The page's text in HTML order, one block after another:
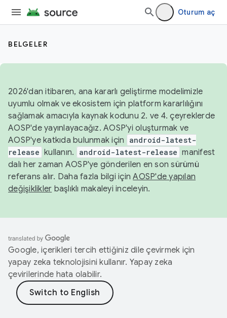
Oturum aç
BELGELER
2026'dan itibaren, ana kararlı geliştirme modelimizle
uyumlu olmak ve ekosistem için platform kararlılığını
sağlamak amacıyla kaynak kodunu 2. ve 4. çeyreklerde
AOSP'de yayınlayacağız. AOSP'yi oluşturmak ve
AOSP'ye katkıda bulunmak için
android-latest-
release kullanın. android-latest-release manifest
dalı her zaman AOSP'ye gönderilen en son sürümü
referans alır. Daha fazla bilgi içinAOSP'de yapılan
değişiklikler başlıklı makaleyi inceleyin.
Google, içerikleri tercih ettiğiniz dile çevirmek için
yapay zeka teknolojisini kullanır. Yapay zeka
çevirilerinde hata olabilir.